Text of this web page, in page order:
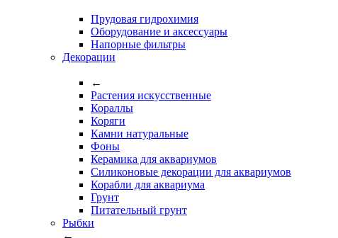
Прудовая гидрохимия
Оборудование и аксессуары
Напорные фильтры
Декорации
←
Растения искусственные
Кораллы
Коряги
Камни натуральные
Фоны
Керамика для аквариумов
Силиконовые декорации для аквариумов
Корабли для аквариума
Грунт
Питательный грунт
Рыбки
←